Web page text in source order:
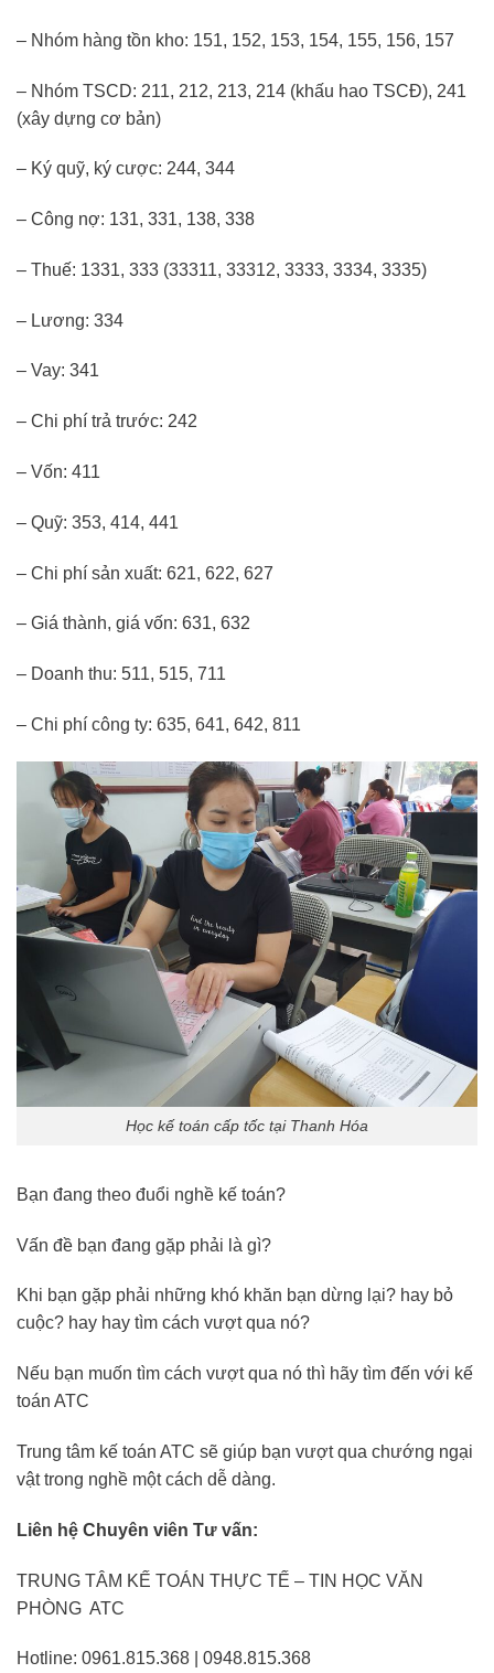
– Nhóm hàng tồn kho: 151, 152, 153, 154, 155, 156, 157
– Nhóm TSCD: 211, 212, 213, 214 (khấu hao TSCĐ), 241
(xây dựng cơ bản)
– Ký quỹ, ký cược: 244, 344
– Công nợ: 131, 331, 138, 338
– Thuế: 1331, 333 (33311, 33312, 3333, 3334, 3335)
– Lương: 334
– Vay: 341
– Chi phí trả trước: 242
– Vốn: 411
– Quỹ: 353, 414, 441
– Chi phí sản xuất: 621, 622, 627
– Giá thành, giá vốn: 631, 632
– Doanh thu: 511, 515, 711
– Chi phí công ty: 635, 641, 642, 811
Học kế toán cấp tốc tại Thanh Hóa
Bạn đang theo đuổi nghề kế toán?
Vấn đề bạn đang gặp phải là gì?
Khi bạn gặp phải những khó khăn bạn dừng lại? hay bỏ
cuộc? hay hay tìm cách vượt qua nó?
Nếu bạn muốn tìm cách vượt qua nó thì hãy tìm đến với kế
toán ATC
Trung tâm kế toán ATC sẽ giúp bạn vượt qua chướng ngại
vật trong nghề một cách dễ dàng.
Liên hệ Chuyên viên Tư vấn:
TRUNG TÂM KẾ TOÁN THỰC TẾ – TIN HỌC VĂN
PHÒNG ATC
Hotline: 0961.815.368 | 0948.815.368